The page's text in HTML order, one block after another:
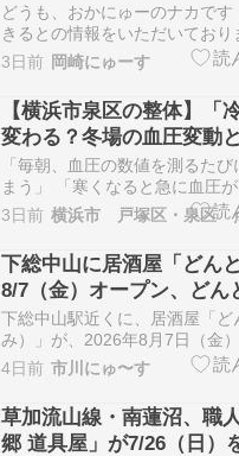
どうも、おかにゅーのナカで
きるとの情報をいただいており
ま、higuhiguさま、A.Kさま、
提供ありがとうございました！
ルドがオープン？！ 2026年8
町に「マクドナルド中島店」
3日前 岡崎にゅーす
【横浜市泉区の整体】「
変わる？冬場の血圧変動
わり｜点心整体
「毎朝、血圧の数値を測るた
まう」 「寒くなると急に血圧
なる」 「足元を温めたら血圧
経験がある」 血圧の数値が高
まで左右されてしまいがちです
や季節の変わり目に血圧が高く
「足元…
3日前 横浜市 戸塚区・泉区
下総中山に居酒屋「どん
8/7（金）オープン、どん
下総中山駅近くに、居酒屋「ど
み）」が、2026年8月7日（金
す。 場所は、2026年4月に閉
と」の跡地です。 居酒屋「どん
8/7（金）17時オープン 場所は
中山4-25-16です。 店名：ど
4日前 市川にゅ〜す
草加流山線・南蓮沼、職
郷 道具屋」が7/26（日）